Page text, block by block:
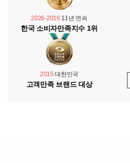
2026-2016 11년 연속
한국 소비자만족지수 1위
2015 대한민국
고객만족 브랜드 대상